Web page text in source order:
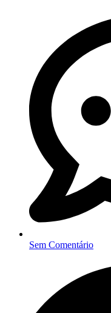
Sem Comentário